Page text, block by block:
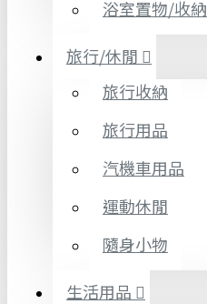
浴室置物/收納
旅行/休閒
旅行收納
旅行用品
汽機車用品
運動休閒
隨身小物
生活用品